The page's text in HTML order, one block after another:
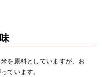
を原料としていますが、お
ています。